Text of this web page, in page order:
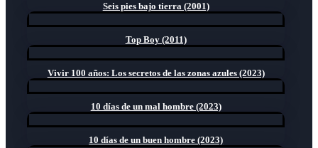
Seis pies bajo tierra (2001)
Top Boy (2011)
Vivir 100 años: Los secretos de las zonas azules (2023)
10 días de un mal hombre (2023)
10 días de un buen hombre (2023)